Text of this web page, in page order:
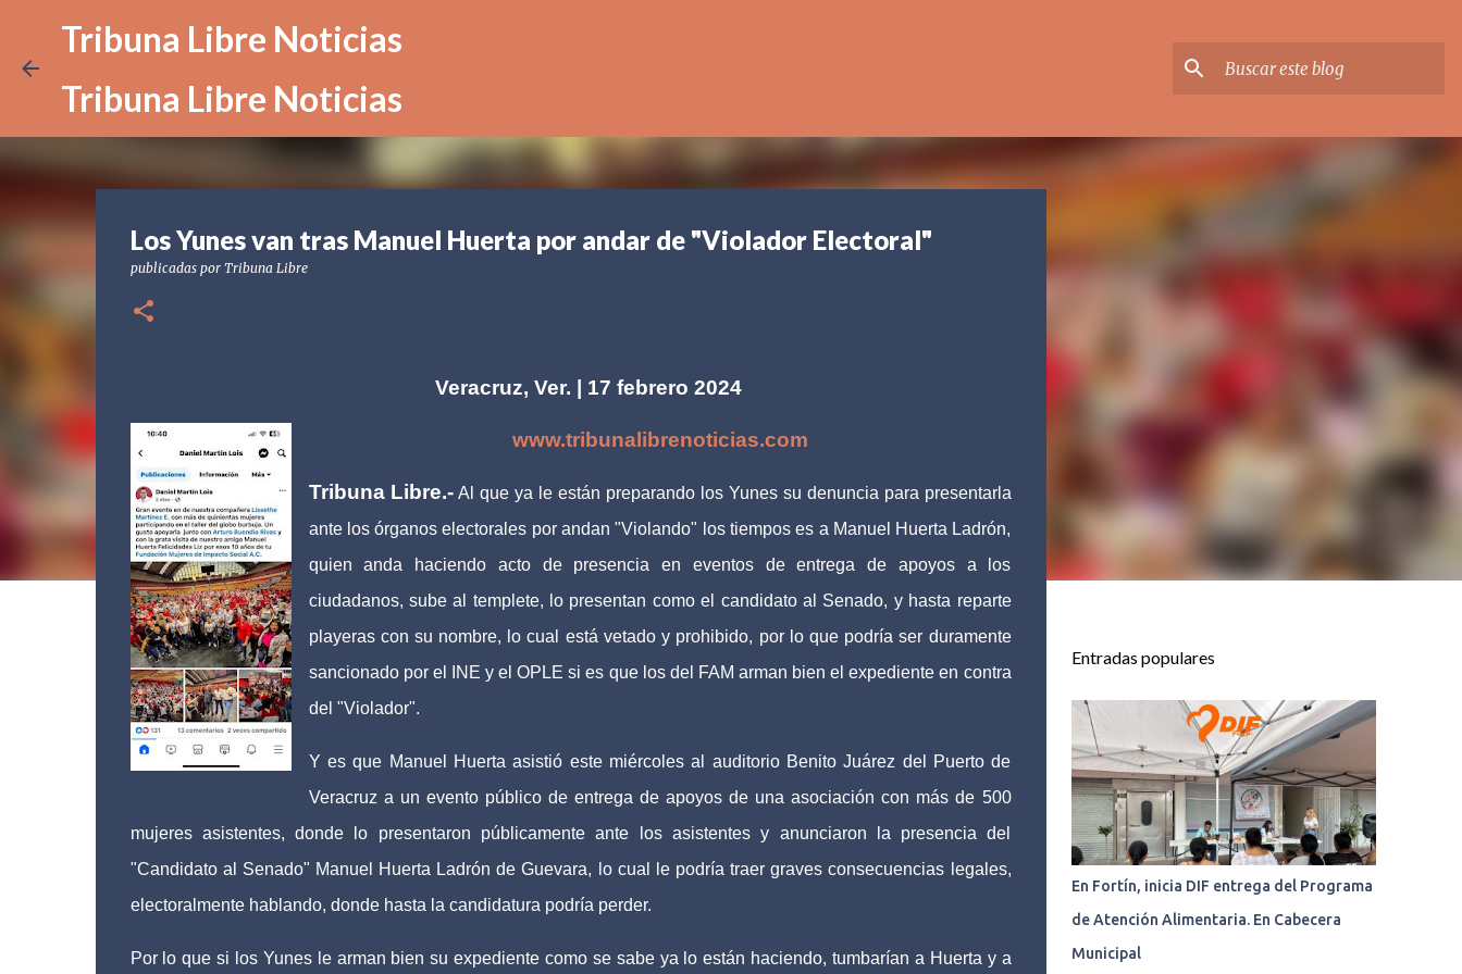
Tribuna Libre Noticias
Tribuna Libre Noticias
Los Yunes van tras Manuel Huerta por andar de "Violador Electoral"
publicadas por Tribuna Libre
Veracruz, Ver. | 17 febrero 2024
www.tribunalibrenoticias.com
Tribuna Libre.- Al que ya le están preparando los Yunes su denuncia para presentarla
ante los órganos electorales por andan "Violando" los tiempos es a Manuel Huerta Ladrón,
quien anda haciendo acto de presencia en eventos de entrega de apoyos a los
ciudadanos, sube al templete, lo presentan como el candidato al Senado, y hasta reparte
playeras con su nombre, lo cual está vetado y prohibido, por lo que podría ser duramente
sancionado por el INE y el OPLE si es que los del FAM arman bien el expediente en contra
del "Violador".
Y es que Manuel Huerta asistió este miércoles al auditorio Benito Juárez del Puerto de
Veracruz a un evento público de entrega de apoyos de una asociación con más de 500
mujeres asistentes, donde lo presentaron públicamente ante los asistentes y anunciaron la presencia del
"Candidato al Senado" Manuel Huerta Ladrón de Guevara, lo cual le podría traer graves consecuencias legales,
electoralmente hablando, donde hasta la candidatura podría perder.
Por lo que si los Yunes le arman bien su expediente como se sabe ya lo están haciendo, tumbarían a Huerta y a
Entradas populares
En Fortín, inicia DIF entrega del Programa
de Atención Alimentaria. En Cabecera
Municipal